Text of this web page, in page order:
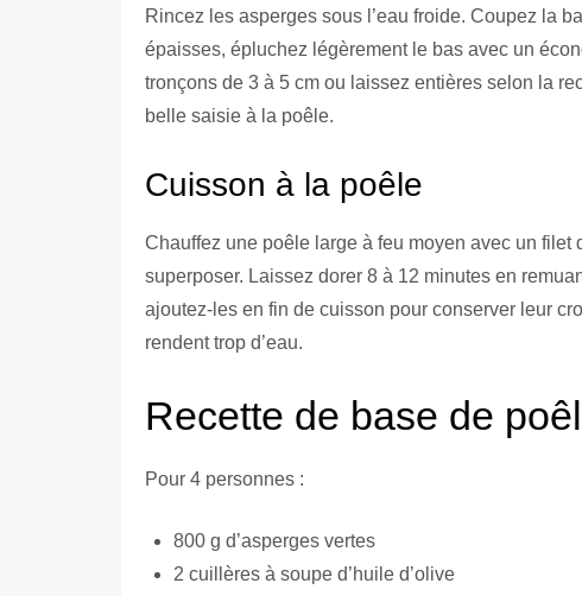
Rincez les asperges sous l’eau froide. Coupez la
épaisses, épluchez légèrement le bas avec un
tronçons de 3 à 5 cm ou laissez entières selon la
belle saisie à la poêle.
Cuisson à la poêle
Chauffez une poêle large à feu moyen avec un filet
superposer. Laissez dorer 8 à 12 minutes en
ajoutez-les en fin de cuisson pour conserver leur
rendent trop d’eau.
Recette de base de
Pour 4 personnes :
800 g d’asperges vertes
2 cuillères à soupe d’huile d’olive